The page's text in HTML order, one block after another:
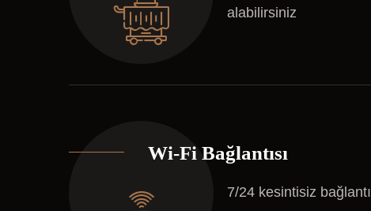
alabilirsiniz
Wi-Fi Bağlantısı
7/24 kesintisiz bağlantı